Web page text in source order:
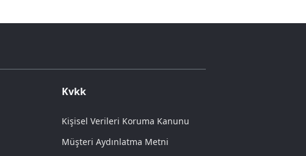
Kvkk
Kişisel Verileri Koruma Kanunu
Müşteri Aydınlatma Metni